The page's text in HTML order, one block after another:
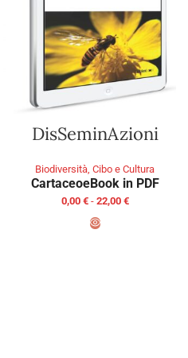
DisSeminAzioni
Biodiversità, Cibo e Cultura
CartaceoeBook in PDF
0,00 € - 22,00 €